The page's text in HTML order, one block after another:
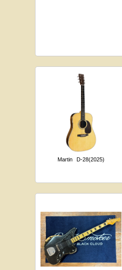
Martin D-28(2025)